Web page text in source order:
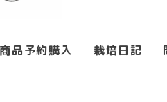
商品予約購入 栽培日記